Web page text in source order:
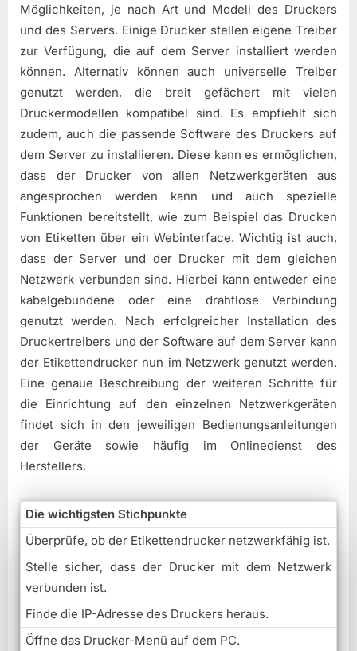
Möglichkeiten, je nach Art und Modell des Druckers
und des Servers. Einige Drucker stellen eigene Treiber
zur Verfügung, die auf dem Server installiert werden
können. Alternativ können auch universelle Treiber
genutzt werden, die breit gefächert mit vielen
Druckermodellen kompatibel sind. Es empfiehlt sich
zudem, auch die passende Software des Druckers auf
dem Server zu installieren. Diese kann es ermöglichen,
dass der Drucker von allen Netzwerkgeräten aus
angesprochen werden kann und auch spezielle
Funktionen bereitstellt, wie zum Beispiel das Drucken
von Etiketten über ein Webinterface. Wichtig ist auch,
dass der Server und der Drucker mit dem gleichen
Netzwerk verbunden sind. Hierbei kann entweder eine
kabelgebundene oder eine drahtlose Verbindung
genutzt werden. Nach erfolgreicher Installation des
Druckertreibers und der Software auf dem Server kann
der Etikettendrucker nun im Netzwerk genutzt werden.
Eine genaue Beschreibung der weiteren Schritte für
die Einrichtung auf den einzelnen Netzwerkgeräten
findet sich in den jeweiligen Bedienungsanleitungen
der Geräte sowie häufig im Onlinedienst des
Herstellers.
Die wichtigsten Stichpunkte
Überprüfe, ob der Etikettendrucker netzwerkfähig ist.
Stelle sicher, dass der Drucker mit dem Netzwerk
verbunden ist.
Finde die IP-Adresse des Druckers heraus.
Öffne das Drucker-Menü auf dem PC.